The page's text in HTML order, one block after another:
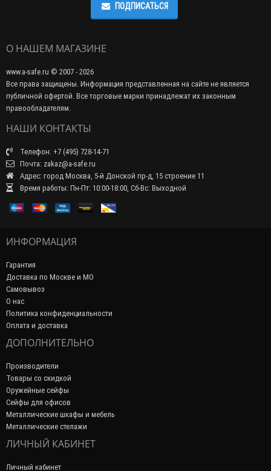
ПОДПИСАТЬСЯ
О НАШЕМ МАГАЗИНЕ
www.a-safe.ru © 2007 - 2026
Все права защищены. Информация представленная на сайте не является
публичной офертой. Все торговые марки принадлежат их законным
правообладателям.
НАШИ КОНТАКТЫ
Телефон: +7 (495) 728-14-71
Почта: zakaz@a-safe.ru
Адрес: город Москва, 5-й Донской пр-д, 15 строение 11
Время работы: Пн-Пт: 10:00-18:00, Сб-Вс: Выходной
ИНФОРМАЦИЯ
Гарантия
Доставка по Москве и МО
Самовывоз
О нас
Политика конфиденциальности
Оплата и доставка
ДОПОЛНИТЕЛЬНО
Производители
Товары со скидкой
Оружейные сейфы
Сейфы для офисов
Металлические шкафы и мебель
Металлические стелажи
ЛИЧНЫЙ КАБИНЕТ
Личный кабинет